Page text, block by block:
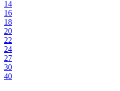
14
16
18
20
22
24
27
30
40